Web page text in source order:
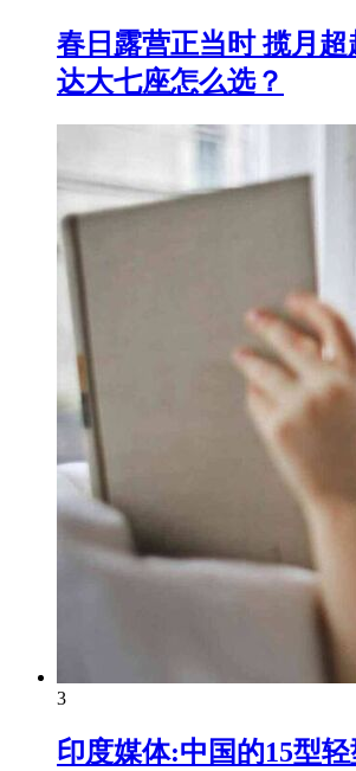
春日露营正当时 揽月超
达大七座怎么选？
3
印度媒体:中国的15型